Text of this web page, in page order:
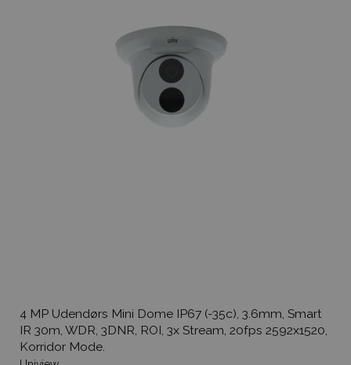
4 MP Udendørs Mini Dome IP67 (-35c), 3.6mm, Smart
IR 30m, WDR, 3DNR, ROI, 3x Stream, 20fps 2592x1520,
Korridor Mode.